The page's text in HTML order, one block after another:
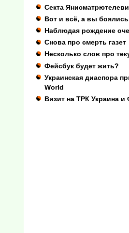
Секта
Вот и всё, а вы
Наблюдая рождение
Снова про смерть газет
Несколько слов про
Фейсбук будет жить?
Украинская диаспора
World
Визит на ТРК Украина и